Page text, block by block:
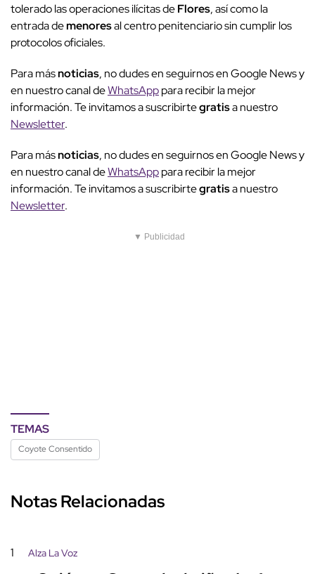
tolerado las operaciones ilícitas deFlores, así como la
entrada demenoresal centro penitenciario sin cumplir los
protocolos oficiales.
Para másnoticias, no dudes en seguirnos en Google News y
en nuestro canal deWhatsApppara recibir la mejor
información. Te invitamos a suscribirtegratisa nuestro
Newsletter.
Para másnoticias, no dudes en seguirnos en Google News y
en nuestro canal deWhatsApppara recibir la mejor
información. Te invitamos a suscribirtegratisa nuestro
Newsletter.
▼ Publicidad
TEMAS
Coyote Consentido
Notas Relacionadas
1 Alza La Voz